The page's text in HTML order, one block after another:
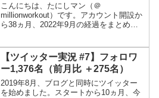
こんにちは、たにしマン（＠
millionworkout）です。アカウント開設か
ら38ヵ月、2022年9月の経過をまとめま
を突破しました！ツイート内容は、①朝
の挨拶...
【ツイッター実況 #7】フォロワ
ー1,376名（前月比 ＋275名）
2019年8月、ブログと同時にツイッター
を始めました。スタートから10ヵ月、今